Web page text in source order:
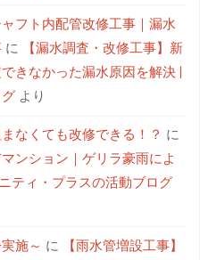
フト内配管改修工事｜漏水
に
【漏水調査・改修工事】新
きなかった漏水原因を解決 |
より
なくても改修できる！？ に
ンション｜ゲリラ豪雨によ
ティ・プラスの活動ブログ
施～ に
【雨水管増設工事】